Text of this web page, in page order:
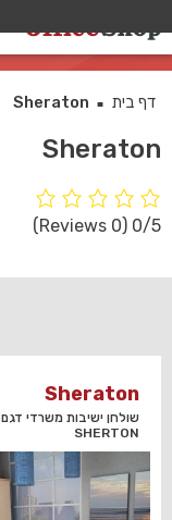
קטלוג
דף בית ■
Sheraton
Sheraton
0/5
(0 Reviews)
Sheraton
שולחן ישיבות משרדי דגם
SHERTON